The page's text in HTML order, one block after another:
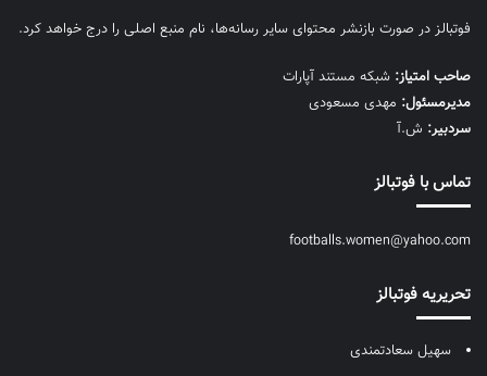
فوتبالز در صورت بازنشر محتوای سایر رسانه‌ها، نام منبع اصلی را درج خواهد کرد.
صاحب امتیاز: شبکه مستند آپارات
مديرمسئول: مهدی مسعودی
سردبیر: ش.آ
تماس با فوتبالز
footballs.women@yahoo.com
تحریریه فوتبالز
سهیل سعادتمندی